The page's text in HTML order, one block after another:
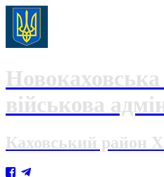
Новокаховська
військова
Каховський район